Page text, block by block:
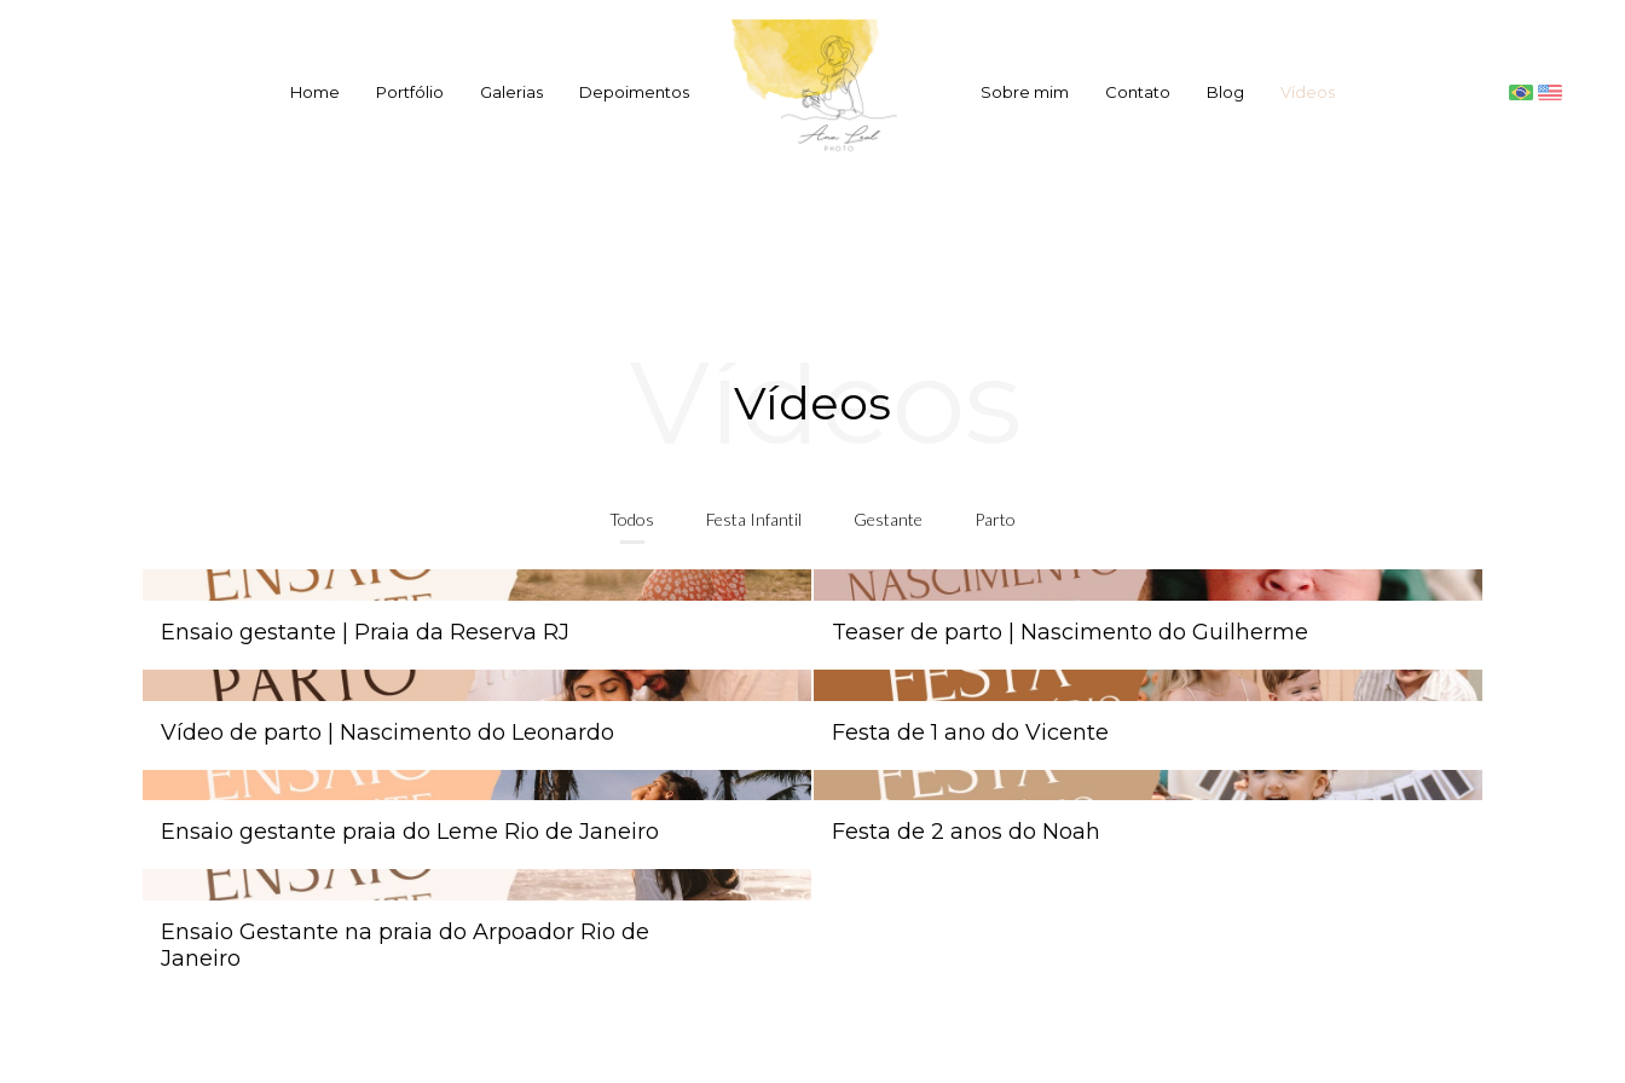
Home Portfólio Galerias Depoimentos Sobre mim Contato Blog Vídeos
Vídeos
Vídeos
Todos Festa Infantil Gestante Parto
Ensaio gestante | Praia da Reserva RJ Teaser de parto | Nascimento do Guilherme
Vídeo de parto | Nascimento do Leonardo Festa de 1 ano do Vicente
Ensaio gestante praia do Leme Rio de Janeiro Festa de 2 anos do Noah
Ensaio Gestante na praia do Arpoador Rio de
Janeiro